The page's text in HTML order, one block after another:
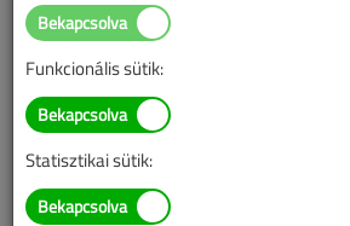
VL előfizetés mellé
áron vásárolhategy-két zoknit, pólót.
kiválasztva ajándékot is választhat.
Funkcionális sütik:
Statisztikai sütik: